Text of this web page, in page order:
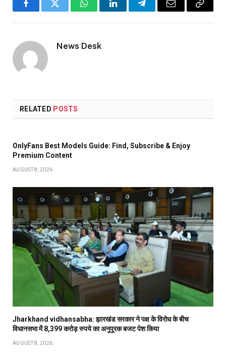
FacebookTwitter WhatsAppLinkedInTelegramEmail
Copy
News Desk
RELATED POSTS
OnlyFans Best Models Guide: Find, Subscribe & Enjoy
Premium Content
AUGUST 8, 2026
Jharkhand vidhansabha: झारखंड सरकार ने पक्ष के विरोध के बीच
विधानसभा में 8,399 करोड़ रुपये का अनुपूरक बजट पेश किया
AUGUST 8, 2026